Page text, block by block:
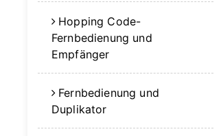
Hopping Code-
Fernbedienung und
Empfänger
Fernbedienung und
Duplikator